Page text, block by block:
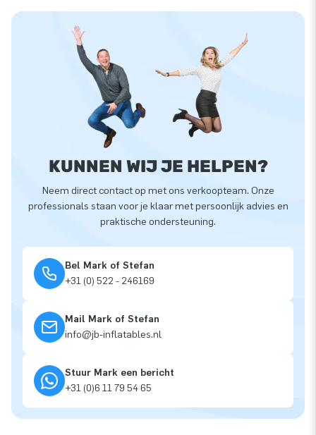
KUNNEN WIJ JE HELPEN?
Neem direct contact op met ons verkoopteam. Onze
professionals staan voor je klaar met persoonlijk advies en
praktische ondersteuning.
Bel Mark of Stefan
+31 (0) 522 - 246169
Mail Mark of Stefan
info@jb-inflatables.nl
Stuur Mark een bericht
+31 (0)6 11 79 54 65